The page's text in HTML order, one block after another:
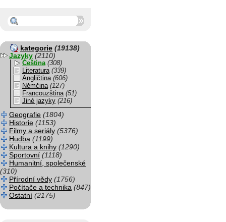
kategorie (19138)
Jazyky (2110)
Čeština (308)
Literatura (339)
Angličtina (606)
Němčina (127)
Francouzština (51)
Jiné jazyky (216)
Geografie (1804)
Historie (1153)
Filmy a seriály (5376)
Hudba (1199)
Kultura a knihy (1290)
Sportovní (1118)
Humanitní, společenské
(310)
Přírodní vědy (1756)
Počítače a technika (847)
Ostatní (2175)